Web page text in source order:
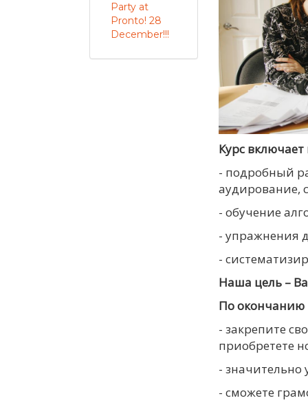
Party at
Pronto! 28
December!!!
Курс включает
- подробный
аудирование,
- обучение
- упражнения
-
Наша цель –
По окончанию
- закрепите
приобретете
- значительно
- сможете